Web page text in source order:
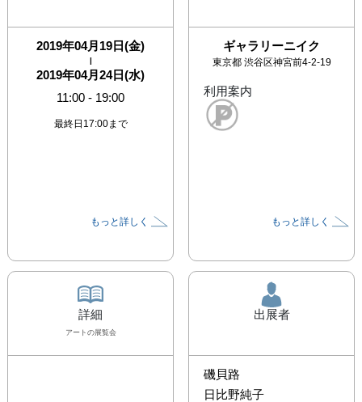
2019年04月19日(金)
|
2019年04月24日(水)
11:00 - 19:00
最終日17:00まで
もっと詳しく
ギャラリーニイク
東京都 渋谷区神宮前4-2-19
利用案内
もっと詳しく
詳細
アート の展覧会
出展者
磯貝路
日比野純子